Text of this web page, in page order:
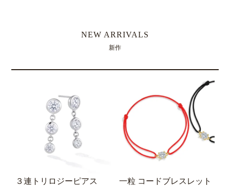
NEW ARRIVALS
新作
３連トリロジーピアス
一粒 コードブレスレット